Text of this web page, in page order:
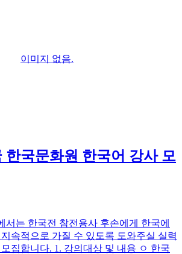
이미지 없음.
한국문화원 한국어 강사 모
서는 한국전 참전용사 후손에게 한국에
속적으로 가질 수 있도록 도와주실 실력
집합니다. 1. 강의대상 및 내용 ㅇ 한국